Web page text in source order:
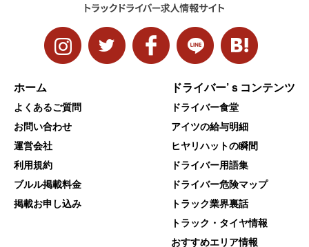
ホーム
よくあるご質問
お問い合わせ
運営会社
利用規約
ブルル掲載料金
掲載お申し込み
ドライバー’ｓコンテンツ
ドライバー食堂
アイツの給与明細
ヒヤリハットの瞬間
ドライバー用語集
ドライバー危険マップ
トラック業界裏話
トラック・タイヤ情報
おすすめエリア情報